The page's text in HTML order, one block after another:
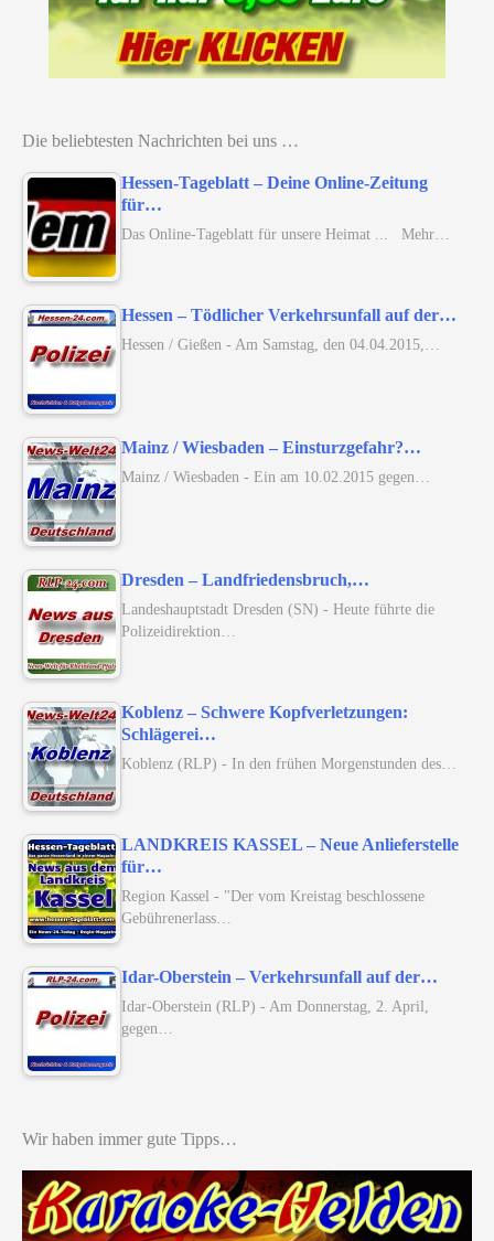
Die beliebtesten Nachrichten bei uns …
Hessen-Tageblatt – Deine Online-Zeitung
für…
Das Online-Tageblatt für unsere Heimat ... Mehr…
Hessen – Tödlicher Verkehrsunfall auf der…
Hessen / Gießen - Am Samstag, den 04.04.2015,…
Mainz / Wiesbaden – Einsturzgefahr?…
Mainz / Wiesbaden - Ein am 10.02.2015 gegen…
Dresden – Landfriedensbruch,…
Landeshauptstadt Dresden (SN) - Heute führte die
Polizeidirektion…
Koblenz – Schwere Kopfverletzungen:
Schlägerei…
Koblenz (RLP) - In den frühen Morgenstunden des…
LANDKREIS KASSEL – Neue Anlieferstelle
für…
Region Kassel - "Der vom Kreistag beschlossene
Gebührenerlass…
Idar-Oberstein – Verkehrsunfall auf der…
Idar-Oberstein (RLP) - Am Donnerstag, 2. April,
gegen…
Wir haben immer gute Tipps…